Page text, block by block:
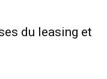
du leasing et